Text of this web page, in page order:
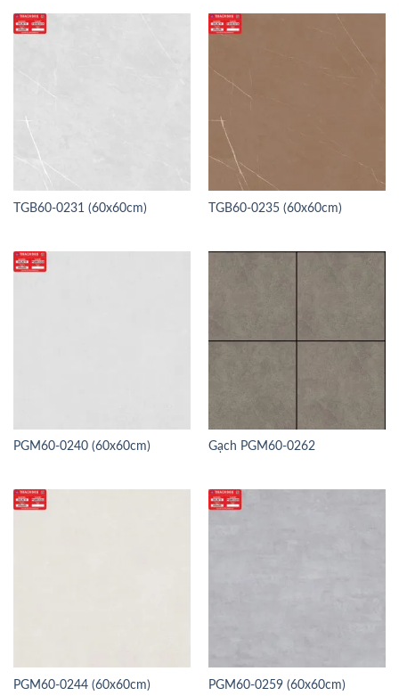
TGB60-0231 (60x60cm) TGB60-0235 (60x60cm)
PGM60-0240 (60x60cm) Gạch PGM60-0262
PGM60-0244 (60x60cm) PGM60-0259 (60x60cm)